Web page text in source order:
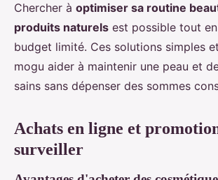
Chercher à optimiser sa routine
produits naturels est possible tout
budget limité. Ces solutions simples
mogu aider à maintenir une peau et
sains sans dépenser des sommes
Achats en ligne et
surveiller